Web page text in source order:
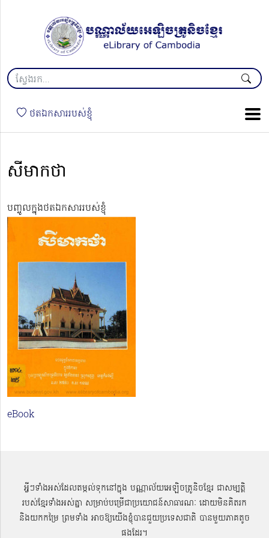
ថតឯកសាររបស់ខ្ញុំ
សីមាកថា
បញ្ចូលក្នុងថតឯកសាររបស់ខ្ញុំ
eBook
អ្វីៗទាំងអស់ដែលតម្កល់ទុកនៅក្នុង បណ្ណាល័យអេឡិចត្រូនិចខ្មែរ ជាសម្បតិ្ត
របស់ខ្មែរទាំងអស់គ្នា សម្រាប់បម្រើជាប្រយោជន៍សាធារណៈ ដោយមិនគិតរក
និងយកកម្រៃ ព្រមទាំង អាចឱ្យយើងខ្ញុំបានជួយប្រទេសជាតិ បានមួយភាគតូច
ផងដែរ។